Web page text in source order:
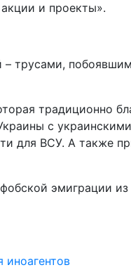
и проекты».
трусами,
традиционно
с
для ВСУ. А также
эмиграции